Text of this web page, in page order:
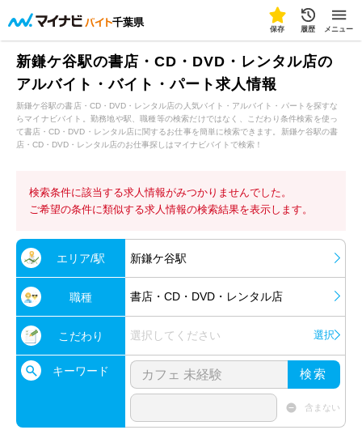
千葉県
保存 履歴 メニュー
新鎌ケ谷駅の書店・CD・DVD・レンタル店の
アルバイト・バイト・パート求人情報
新鎌ケ谷駅の書店・CD・DVD・レンタル店の人気バイト・アルバイト・パートを探すな
らマイナビバイト。勤務地や駅、職種等の検索だけではなく、こだわり条件検索を使っ
て書店・CD・DVD・レンタル店に関するお仕事を簡単に検索できます。新鎌ケ谷駅の書
店・CD・DVD・レンタル店のお仕事探しはマイナビバイトで検索！
検索条件に該当する求人情報がみつかりませんでした。
ご希望の条件に類似する求人情報の検索結果を表示します。
エリア/駅 新鎌ケ谷駅
職種 書店・CD・DVD・レンタル店
こだわり 選択してください 選択
キーワード 検索
含まない